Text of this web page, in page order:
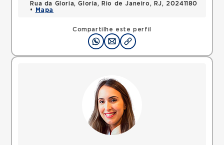
Compartilhe este perfil
Rua da Gloria, Gloria, Rio de Janeiro, RJ, 20241180
•
Mapa